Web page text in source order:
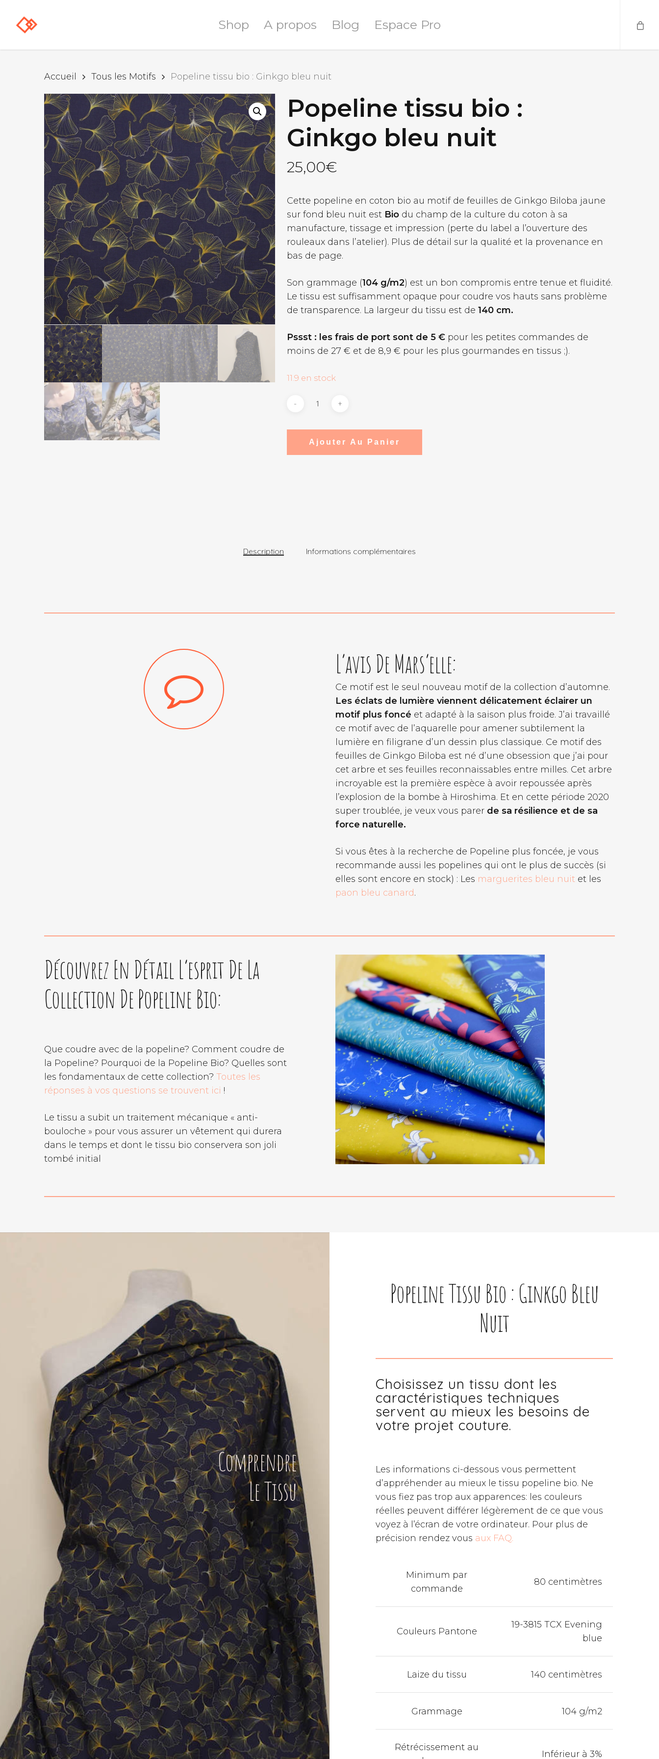
main
content
Shop A propos Blog Espace Pro
Accueil Tous les Motifs Popeline tissu bio : Ginkgo bleu nuit
Popeline tissu bio :
Ginkgo bleu nuit
25,00€
Cette popeline en coton bio au motif de feuilles de Ginkgo Biloba jaune
sur fond bleu nuit est Biodu champ de la culture du coton à sa
manufacture, tissage et impression (perte du label a l’ouverture des
rouleaux dans l’atelier). Plus de détail sur la qualité et la provenance en
bas de page.
Son grammage (104 g/m2) est un bon compromis entre tenue et fluidité.
Le tissu est suffisamment opaque pour coudre vos hauts sans problème
de transparence. La largeur du tissu est de 140 cm.
Pssst : les frais de port sont de 5 €pour les petites commandes de
moins de 27 € et de 8,9 € pour les plus gourmandes en tissus ;).
11.9 en stock
Ajouter Au Panier
Description Informations complémentaires
L’avis De Mars’elle:
Ce motif est le seul nouveau motif de la collection d’automne.
Les éclats de lumière viennent délicatement éclairer un
motif plus foncé et adapté à la saison plus froide. J’ai travaillé
ce motif avec de l’aquarelle pour amener subtilement la
lumière en filigrane d’un dessin plus classique. Ce motif des
feuilles de Ginkgo Biloba est né d’une obsession que j’ai pour
cet arbre et ses feuilles reconnaissables entre milles. Cet arbre
incroyable est la première espèce à avoir repoussée après
l’explosion de la bombe à Hiroshima. Et en cette période 2020
super troublée, je veux vous parer de sa résilience et de sa
force naturelle.
Si vous êtes à la recherche de Popeline plus foncée, je vous
recommande aussi les popelines qui ont le plus de succès (si
elles sont encore en stock) : Les marguerites bleu nuitet les
paon bleu canard.
Découvrez En Détail L’esprit De La
Collection De Popeline Bio:
Que coudre avec de la popeline? Comment coudre de
la Popeline? Pourquoi de la Popeline Bio? Quelles sont
les fondamentaux de cette collection?Toutes les
réponses à vos questions se trouvent ici !
Le tissu a subit un traitement mécanique « anti-
bouloche » pour vous assurer un vêtement qui durera
dans le temps et dont le tissu bio conservera son joli
tombé initial
Comprendre
Le Tissu
Popeline Tissu Bio : Ginkgo Bleu
Nuit
Choisissez un tissu dont les
caractéristiques techniques
servent au mieux les besoins de
votre projet couture.
Les informations ci-dessous vous permettent
d’appréhender au mieux le tissu popeline bio. Ne
vous fiez pas trop aux apparences: les couleurs
réelles peuvent différer légèrement de ce que vous
voyez à l’écran de votre ordinateur. Pour plus de
précision rendez vous aux FAQ.
Minimum par
commande
80 centimètres
Couleurs Pantone
19-3815 TCX Evening
blue
Laize du tissu 140 centimètres
Grammage 104 g/m2
Rétrécissement au
Inférieur à 3%